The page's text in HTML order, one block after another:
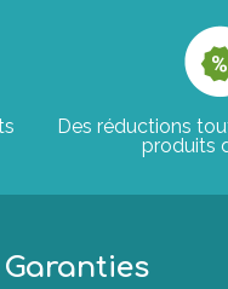
Des réductions
produits